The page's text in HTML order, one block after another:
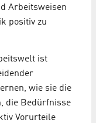
Arbeitsweisen
positiv zu
ist
wie sie die
die Bedürfnisse
Vorurteile